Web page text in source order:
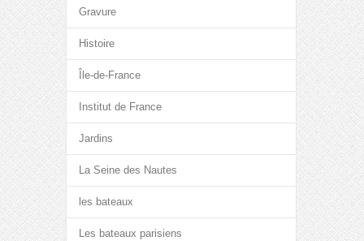
Gravure
Histoire
Île-de-France
Institut de France
Jardins
La Seine des Nautes
les bateaux
Les bateaux parisiens